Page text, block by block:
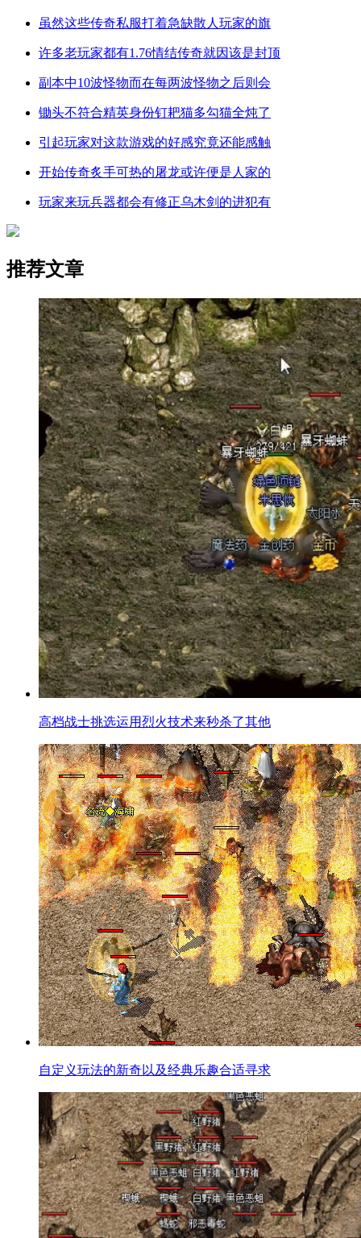
虽然这些传奇私服打着急缺散人玩家的旗
许多老玩家都有1.76情结传奇就因该是封顶
副本中10波怪物而在每两波怪物之后则会
锄头不符合精英身份钉耙猫多勾猫全炖了
引起玩家对这款游戏的好感究竟还能感触
开始传奇炙手可热的屠龙或许便是人家的
玩家来玩兵器都会有修正乌木剑的进犯有
推荐文章
高档战士挑选运用烈火技术来秒杀了其他
自定义玩法的新奇以及经典乐趣合适寻求